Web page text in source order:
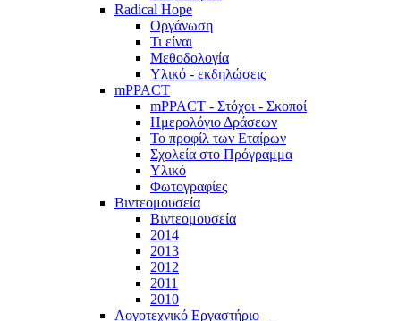
Radical Hope
Οργάνωση
Τι είναι
Μεθοδολογία
Υλικό - εκδηλώσεις
mPPACT
mPPACT - Στόχοι - Σκοποί
Ημερολόγιο Δράσεων
Το προφίλ των Εταίρων
Σχολεία στο Πρόγραμμα
Υλικό
Φωτογραφίες
Βιντεομουσεία
Βιντεομουσεία
2014
2013
2012
2011
2010
Λογοτεχνικό Εργαστήριο